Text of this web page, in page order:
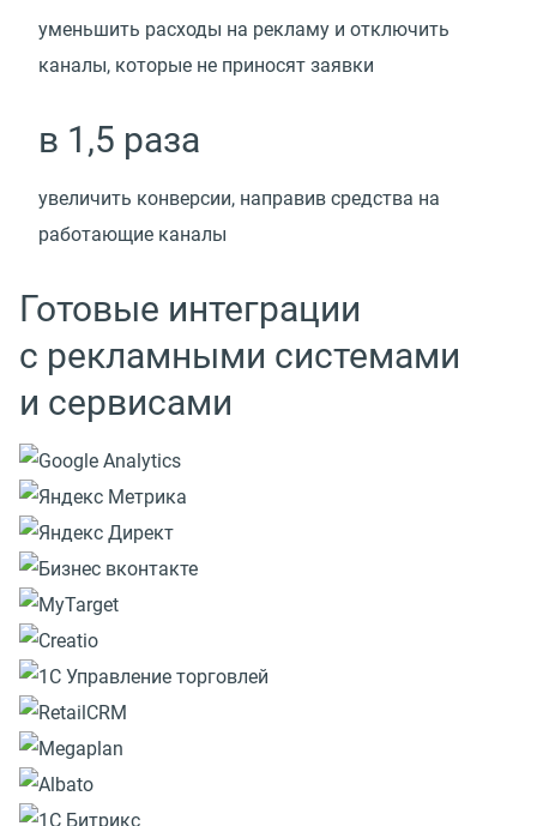
уменьшить расходы на рекламу и отключить
каналы, которые не приносят заявки
в 1,5 раза
увеличить конверсии, направив средства на
работающие каналы
Готовые интеграции
с рекламными системами
и сервисами